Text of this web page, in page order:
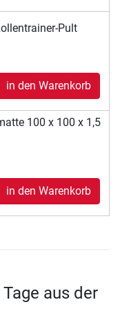
Pult
in den Warenkorb
100 x 100 x 1,5
in den Warenkorb
aus der